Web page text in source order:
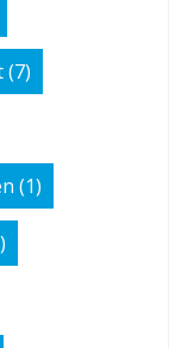
(7)
(1)